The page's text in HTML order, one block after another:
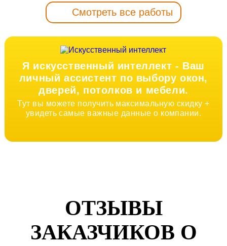
Смотреть все работы
Я искусственный интеллект - Ваш
личный ассистент по выбору окон,
дверей, потолков и мебели.
Тут вы можете получить максимальную скидку +
увидеть самые важные данные о компании.
ОТЗЫВЫ
ЗАКАЗЧИКОВ О